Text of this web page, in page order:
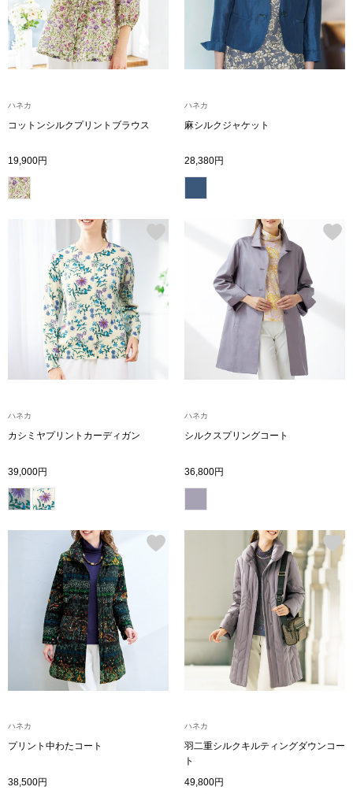
シャツワンピ
チュニック
ボトムス
ワイド･ガウチ
レギンス／ス
ショート･クロ
その他
ルーム･アン
アンダーウェア
その他
バッグ
トートバッグ
ハネカ
コットンシルクプリントブラウス
19,900円
ハネカ
麻シルクジャケット
28,380円
ハネカ
カシミヤプリントカーディガン
39,000円
ハネカ
シルクスプリングコート
36,800円
ハネカ
プリント中わたコート
38,500円
ハネカ
羽二重シルクキルティングダウンコー
ト
49,800円